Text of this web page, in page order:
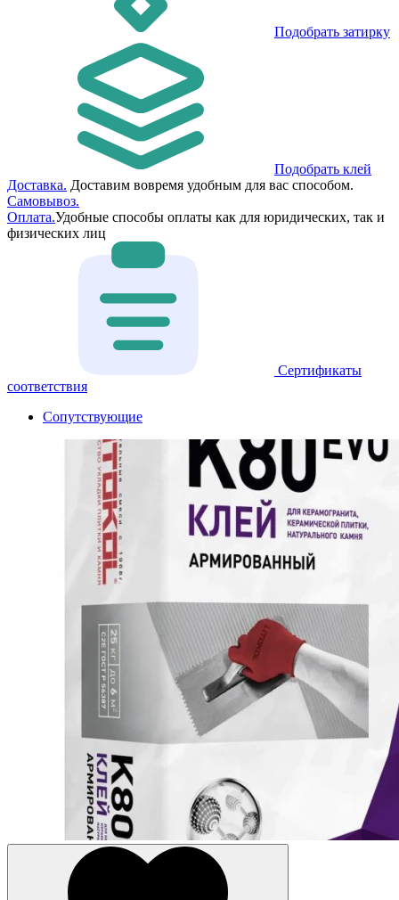
Подобрать затирку
Подобрать клей
Доставка. Доставим вовремя удобным для вас способом.
Самовывоз.
Оплата.Удобные способы оплаты как для юридических, так и
физических лиц
Сертификаты
соответствия
Сопутствующие